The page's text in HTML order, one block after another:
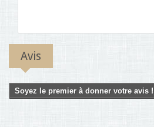
Avis
Soyez le premier à donner votre avis !